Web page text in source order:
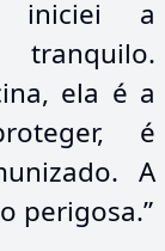
iniciei a
ela é a
é
A
perigosa.”